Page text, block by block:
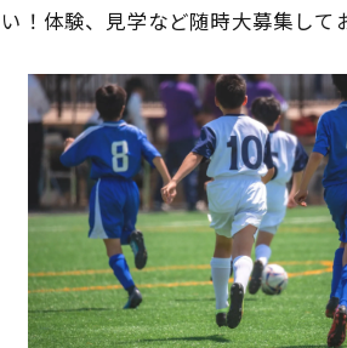
！体験、見学など随時大募集して